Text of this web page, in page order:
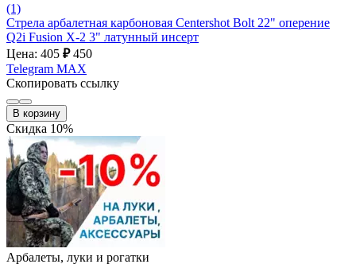
(1)
Стрела арбалетная карбоновая Centershot Bolt 22" оперение
Q2i Fusion X-2 3" латунный инсерт
Цена: 405 ₽ 450
Telegram MAX
Скопировать ссылку
В корзину
Скидка 10%
Арбалеты, луки и рогатки